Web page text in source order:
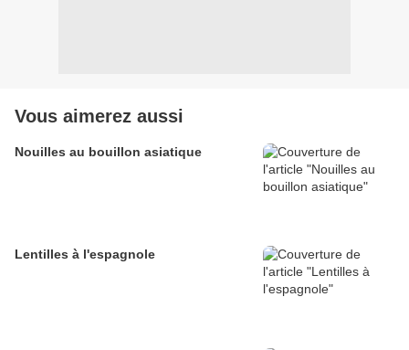
Vous aimerez aussi
Nouilles au bouillon asiatique
Lentilles à l'espagnole